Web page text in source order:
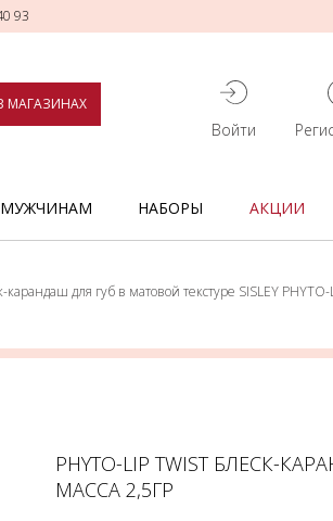
93
МАГАЗИНАХ
Войти
МУЖЧИНАМ НАБОРЫ АКЦИИ
карандаш для губ в матовой текстуре SISLEY PHYTO-
PHYTO-LIP TWIST БЛЕСК-
МАССА 2,5ГР